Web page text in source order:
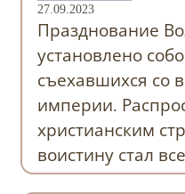
27.09.2023
Празднование
установлено
съехавшихся со
империи.
христианским
воистину стал